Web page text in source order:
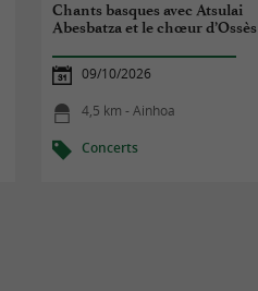
Chants basques avec Atsulai
Abesbatza et le chœur d’Ossès
09/10/2026
4,5 km - Ainhoa
Concerts